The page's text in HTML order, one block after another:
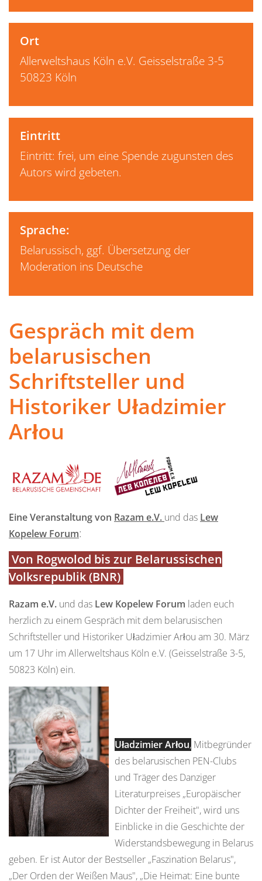
Ort
Allerweltshaus Köln e.V. Geisselstraße 3-5
50823 Köln
Eintritt
Eintritt: frei, um eine Spende zugunsten des
Autors wird gebeten.
Sprache:
Belarussisch, ggf. Übersetzung der
Moderation ins Deutsche
Gespräch mit dem
belarusischen
Schriftsteller und
Historiker Uładzimier
Arłou
Eine Veranstaltung von Razam e.V. und das Lew
Kopelew Forum:
Von Rogwolod bis zur Belarussischen
Volksrepublik (BNR)
Razam e.V. und das Lew Kopelew Forum laden euch
herzlich zu einem Gespräch mit dem belarusischen
Schriftsteller und Historiker Uładzimier Arłou am 30. März
um 17 Uhr im Allerweltshaus Köln e.V. (Geisselstraße 3-5,
50823 Köln) ein.
Uładzimier Arłou, Mitbegründer
des belarusischen PEN-Clubs
und Träger des Danziger
Literaturpreises „Europäischer
Dichter der Freiheit", wird uns
Einblicke in die Geschichte der
Widerstandsbewegung in Belarus
geben. Er ist Autor der Bestseller „Faszination Belarus",
„Der Orden der Weißen Maus", „Die Heimat: Eine bunte